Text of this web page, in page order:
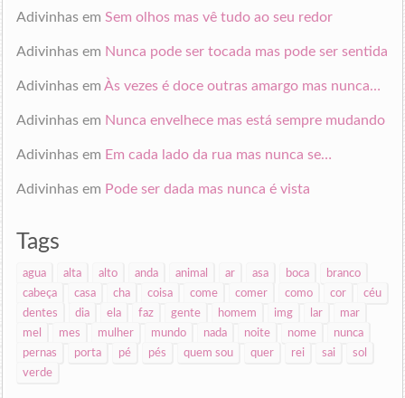
Adivinhasem Sem olhos mas vê tudo ao seu redor
Adivinhasem Nunca pode ser tocada mas pode ser sentida
Adivinhasem Às vezes é doce outras amargo mas nunca…
Adivinhasem Nunca envelhece mas está sempre mudando
Adivinhasem Em cada lado da rua mas nunca se…
Adivinhasem Pode ser dada mas nunca é vista
Tags
agua alta alto anda animal ar asa boca
branco
cabeça
casa cha coisa come comer como cor
céu
dentes
dia ela faz gente homem img lar
mar
mel
mes mulher mundo nada noite nome
nunca
pernas
porta pé pés quem sou quer rei sai
sol
verde